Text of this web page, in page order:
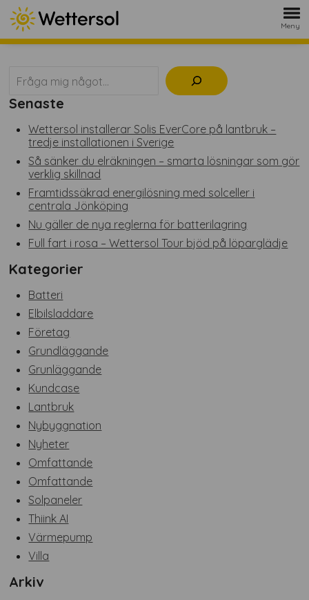
Meny
Senaste
Wettersol installerar Solis EverCore på lantbruk –
tredje installationen i Sverige
Så sänker du elräkningen – smarta lösningar som gör
verklig skillnad
Framtidssäkrad energilösning med solceller i
centrala Jönköping
Nu gäller de nya reglerna för batterilagring
Full fart i rosa – Wettersol Tour bjöd på löparglädje
Kategorier
Batteri
Elbilsladdare
Företag
Grundläggande
Grunläggande
Kundcase
Lantbruk
Nybyggnation
Nyheter
Omfattande
Omfattande
Solpaneler
Thiink AI
Värmepump
Villa
Arkiv